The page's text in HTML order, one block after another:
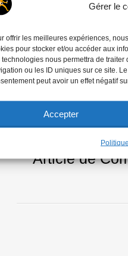
Gérer le
offrir les meilleures expériences,
pour stocker et/ou accéder aux
technologies nous permettra de
ou les ID uniques sur ce site.
peut avoir un effet négatif
Accepter
Article de
Prix
Article de